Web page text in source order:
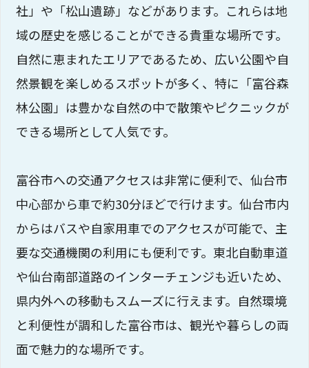
社」や「松山遺跡」などがあります。これらは地
域の歴史を感じることができる貴重な場所です。
自然に恵まれたエリアであるため、広い公園や自
然景観を楽しめるスポットが多く、特に「富谷森
林公園」は豊かな自然の中で散策やピクニックが
できる場所として人気です。
富谷市への交通アクセスは非常に便利で、仙台市
中心部から車で約30分ほどで行けます。仙台市内
からはバスや自家用車でのアクセスが可能で、主
要な交通機関の利用にも便利です。東北自動車道
や仙台南部道路のインターチェンジも近いため、
県内外への移動もスムーズに行えます。自然環境
と利便性が調和した富谷市は、観光や暮らしの両
面で魅力的な場所です。